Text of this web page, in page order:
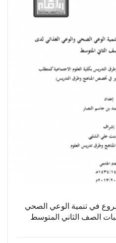
في تنمية الوعي الصحي
الصف الثاني المتوسط